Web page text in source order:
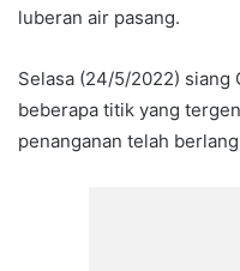
luberan air pasang.
Selasa (24/5/2022) siang
beberapa titik yang
penanganan telah